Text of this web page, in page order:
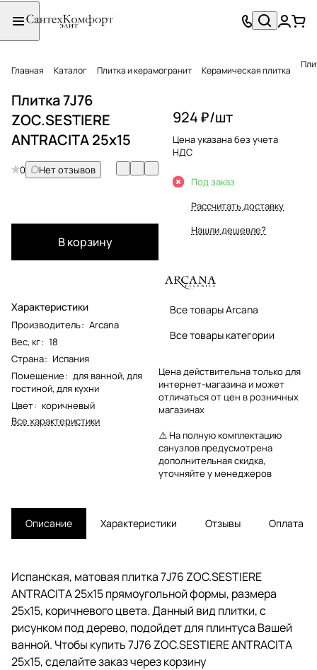
Главная Каталог Плитка и керамогранит Керамическая плитка
Плитка 7J76
ZOC.SESTIERE
ANTRACITA 25x15
0 Нет отзывов
В корзину
Характеристики
Производитель: Arcana
Вес, кг: 18
Страна: Испания
Помещение: для ванной, для
гостиной, для кухни
Цвет: коричневый
Все характеристики
924 ₽/шт
Цена указана без учета
НДС
Под заказ
Рассчитать доставку
Нашли дешевле?
Все товары Arcana
Все товары категории
Цена действительна только для
интернет-магазина и может
отличаться от цен в розничных
магазинах
⚠️ На полную комплектацию
санузлов предусмотрена
дополнительная скидка,
уточняйте у менеджеров
Описание Характеристики Отзывы Оплата
Испанская, матовая плитка 7J76 ZOC.SESTIERE
ANTRACITA 25x15 прямоугольной формы, размера
25x15, коричневого цвета. Данный вид плитки, с
рисунком под дерево, подойдет для плинтуса Вашей
ванной. Чтобы купить 7J76 ZOC.SESTIERE ANTRACITA
25x15, сделайте заказ через корзину